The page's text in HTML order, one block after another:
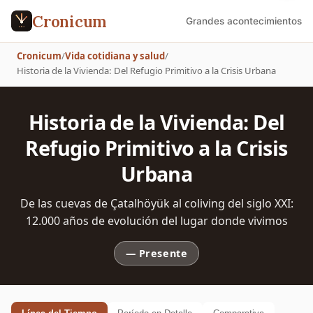
Cronicum Grandes acontecimientos
Cronicum/Vida cotidiana y salud/
Historia de la Vivienda: Del Refugio Primitivo a la Crisis Urbana
Historia de la Vivienda: Del
Refugio Primitivo a la Crisis
Urbana
De las cuevas de Çatalhöyük al coliving del siglo XXI:
12.000 años de evolución del lugar donde vivimos
— Presente